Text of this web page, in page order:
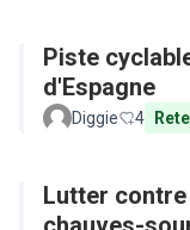
Piste
d'Espagne
Diggie 4
Lutter